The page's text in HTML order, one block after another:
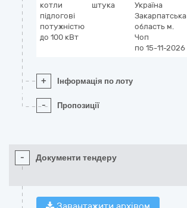
котли
підлогові
потужністю
до 100 кВт
штука
Україна
Закарпатська
область м.
Чоп
по 15-11-2026
+ Інформація по лоту
- Пропозиції
- Документи тендеру